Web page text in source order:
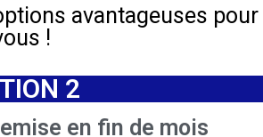
avantageuses pour
!
2
en fin de mois